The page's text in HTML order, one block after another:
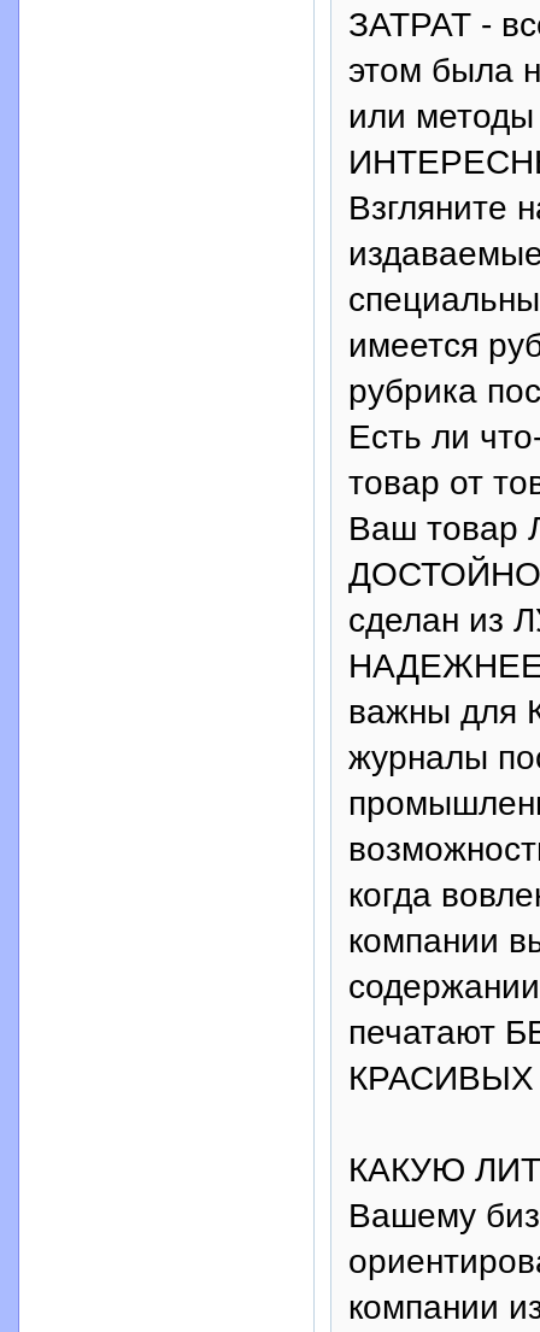
ЗАТРАТ -
этом была
или методы
имеется
рубрика
Есть ли
товар от
Ваш товар
ДОСТОЙНО
сделан из
НАДЕЖНЕЕ
важны для
журналы
когда
компании
печатают
КРАСИВЫХ
КАКУЮ
Вашему
компании